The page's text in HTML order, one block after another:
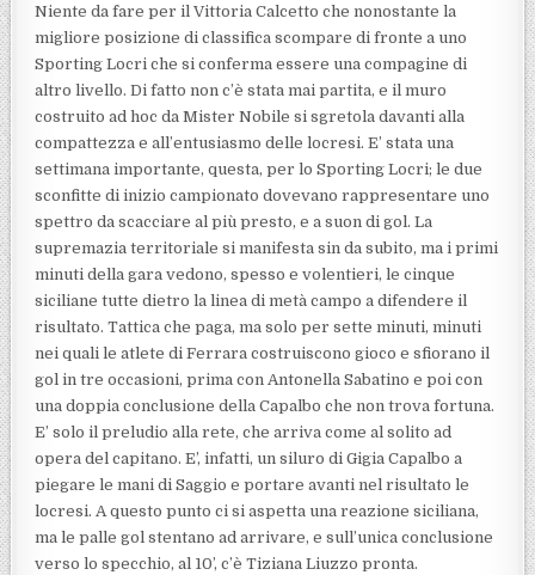
Niente da fare per il Vittoria Calcetto che nonostante la
migliore posizione di classifica scompare di fronte a uno
Sporting Locri che si conferma essere una compagine di
altro livello. Di fatto non c’è stata mai partita, e il muro
costruito ad hoc da Mister Nobile si sgretola davanti alla
compattezza e all’entusiasmo delle locresi. E’ stata una
settimana importante, questa, per lo Sporting Locri; le due
sconfitte di inizio campionato dovevano rappresentare uno
spettro da scacciare al più presto, e a suon di gol. La
supremazia territoriale si manifesta sin da subito, ma i primi
minuti della gara vedono, spesso e volentieri, le cinque
siciliane tutte dietro la linea di metà campo a difendere il
risultato. Tattica che paga, ma solo per sette minuti, minuti
nei quali le atlete di Ferrara costruiscono gioco e sfiorano il
gol in tre occasioni, prima con Antonella Sabatino e poi con
una doppia conclusione della Capalbo che non trova fortuna.
E’ solo il preludio alla rete, che arriva come al solito ad
opera del capitano. E’, infatti, un siluro di Gigia Capalbo a
piegare le mani di Saggio e portare avanti nel risultato le
locresi. A questo punto ci si aspetta una reazione siciliana,
ma le palle gol stentano ad arrivare, e sull’unica conclusione
verso lo specchio, al 10’, c’è Tiziana Liuzzo pronta.